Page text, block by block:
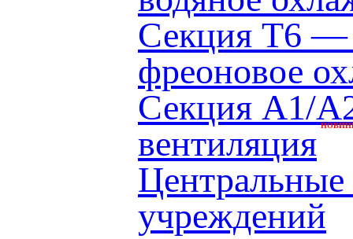
Секция Т6 —
фреоновое
Секция A1/
вентиляция
учреждений